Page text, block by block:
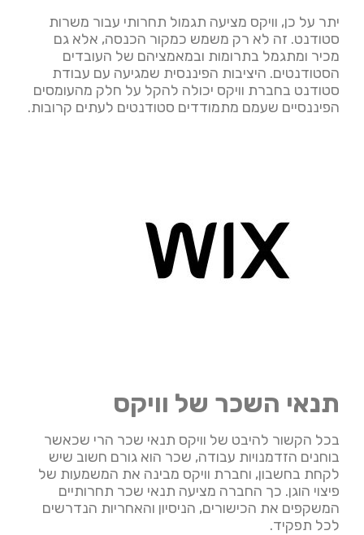
יתר על כן, וויקס מציעה תגמול תחרותי עבור משרות
סטודנט. זה לא רק משמש כמקור הכנסה, אלא גם
מכיר ומתגמל בתרומות ובמאמציהם של העובדים
הסטודנטים. היציבות הפיננסית שמגיעה עם עבודת
סטודנט בחברת וויקס יכולה להקל על חלק מהעומסים
הפיננסיים שעמם מתמודדים סטודנטים לעתים קרובות.
תנאי השכר של וויקס
בכל הקשור להיבט של וויקס תנאי שכר הרי שכאשר
בוחנים הזדמנויות עבודה, שכר הוא גורם חשוב שיש
לקחת בחשבון, וחברת וויקס מבינה את המשמעות של
פיצוי הוגן. כך החברה מציעה תנאי שכר תחרותיים
המשקפים את הכישורים, הניסיון והאחריות הנדרשים
לכל תפקיד.